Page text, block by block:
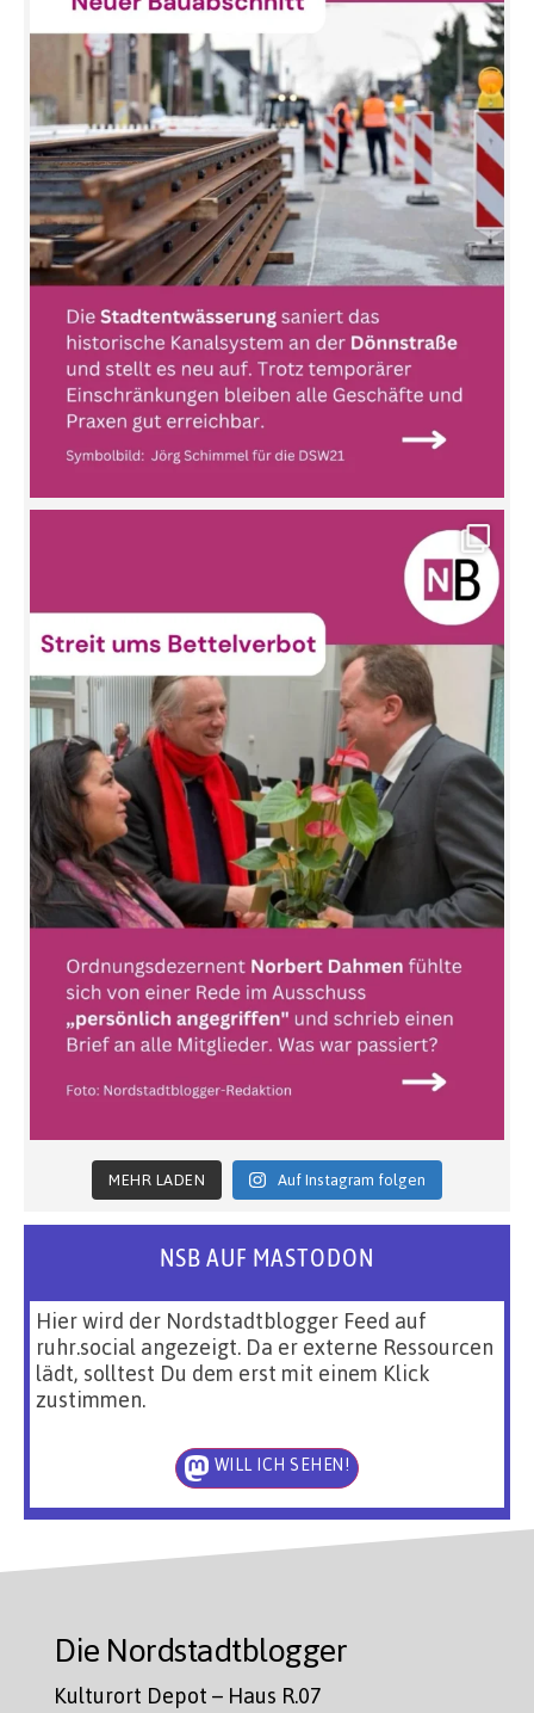
MEHR LADEN Auf Instagram folgen
NSB AUF MASTODON
Hier wird der Nordstadtblogger Feed auf
ruhr.social angezeigt. Da er externe Ressourcen
lädt, solltest Du dem erst mit einem Klick
zustimmen.
WILL ICH SEHEN!
Die Nordstadtblogger
Kulturort Depot – Haus R.07